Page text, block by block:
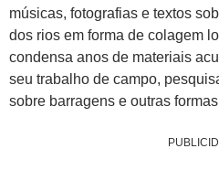
músicas, fotografias e textos
dos rios em forma de colagem
condensa anos de materiais
seu trabalho de campo,
sobre barragens e outras